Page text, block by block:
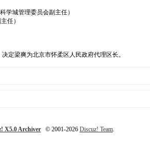
学城管理委员会副主任）
任）
梁爽为北京市怀柔区人民政府代理区长。
X5.0 Archiver © 2001-2026 Discuz! Team.